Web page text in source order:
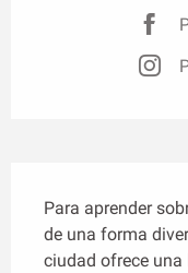
Para aprender
de una forma
ciudad ofrece